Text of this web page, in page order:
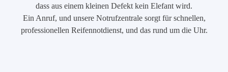
dass aus einem kleinen Defekt kein Elefant wird.
Ein Anruf, und unsere Notrufzentrale sorgt für schnellen,
professionellen Reifennotdienst, und das rund um die Uhr.